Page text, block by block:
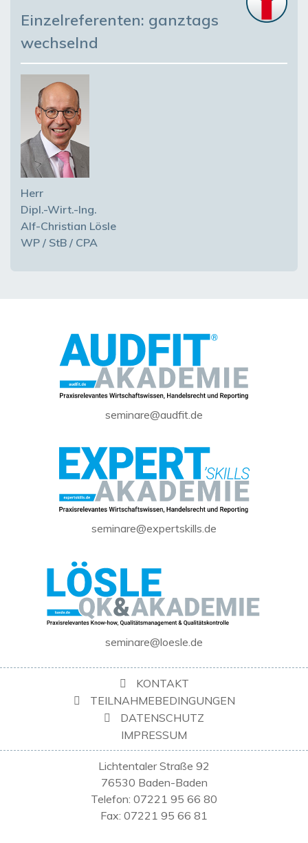
Einzelreferenten: ganztags
wechselnd
Herr
Dipl.-Wirt.-Ing.
Alf-Christian Lösle
WP / StB / CPA
seminare@audfit.de
seminare@expertskills.de
seminare@loesle.de
KONTAKT
TEILNAHMEBEDINGUNGEN
DATENSCHUTZ
IMPRESSUM
Lichtentaler Straße 92
76530 Baden-Baden
Telefon: 07221 95 66 80
Fax: 07221 95 66 81